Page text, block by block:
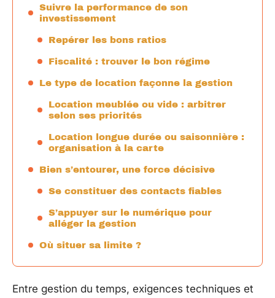
Suivre la performance de son
investissement
Repérer les bons ratios
Fiscalité : trouver le bon régime
Le type de location façonne la gestion
Location meublée ou vide : arbitrer
selon ses priorités
Location longue durée ou saisonnière :
organisation à la carte
Bien s’entourer, une force décisive
Se constituer des contacts fiables
S’appuyer sur le numérique pour
alléger la gestion
Où situer sa limite ?
Entre gestion du temps, exigences techniques et